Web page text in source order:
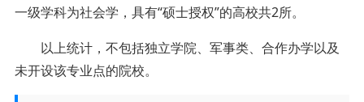
一级学科为社会学，具有“硕士授权”的高校共2所。
以上统计，不包括独立学院、军事类、合作办学以及
未开设该专业点的院校。